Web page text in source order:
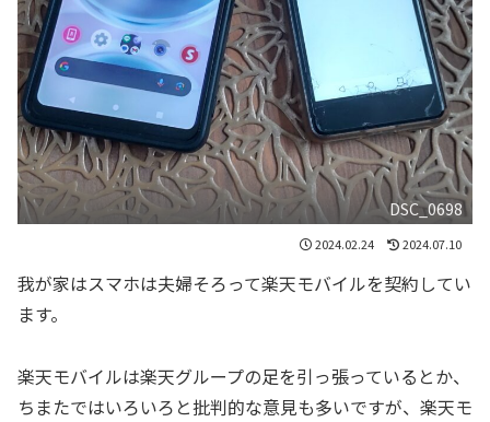
DSC_0698
2024.02.24 2024.07.10
我が家はスマホは夫婦そろって楽天モバイルを契約してい
ます。
楽天モバイルは楽天グループの足を引っ張っているとか、
ちまたではいろいろと批判的な意見も多いですが、楽天モ